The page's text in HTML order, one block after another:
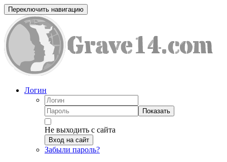
Переключить навигацию
Логин
Показать
Не выходить с сайта
Вход на сайт
Забыли пароль?